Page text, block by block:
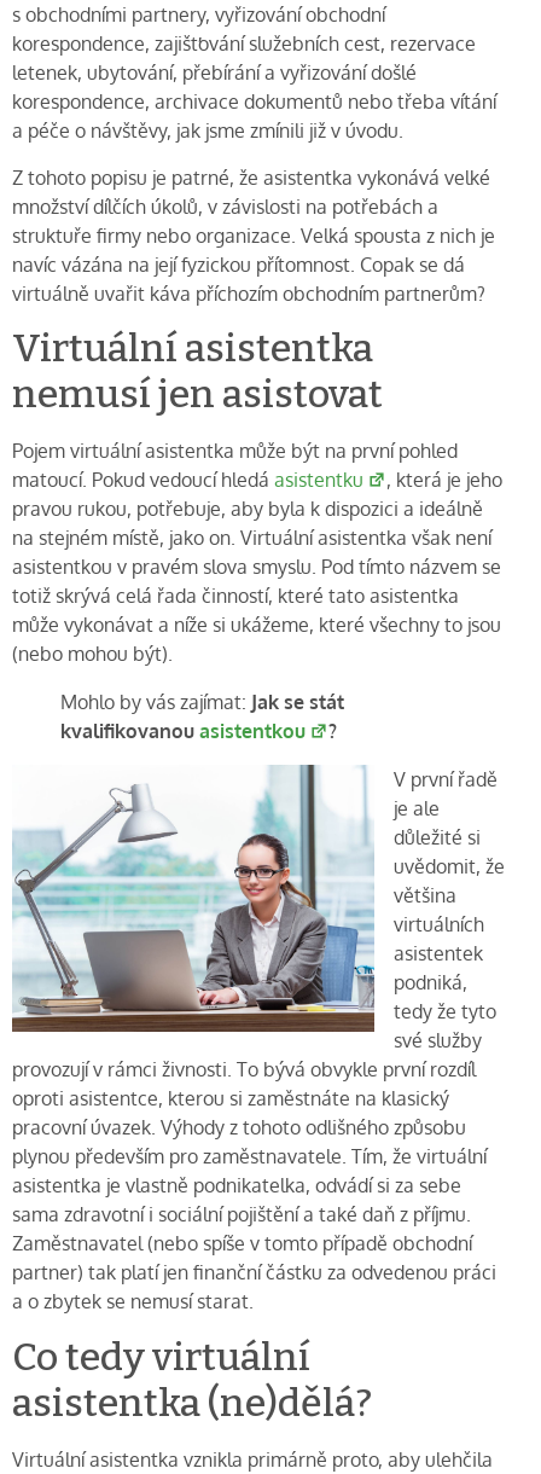
s obchodními partnery, vyřizování obchodní
korespondence, zajišťování služebních cest, rezervace
letenek, ubytování, přebírání a vyřizování došlé
korespondence, archivace dokumentů nebo třeba vítání
a péče o návštěvy, jak jsme zmínili již v úvodu.
Z tohoto popisu je patrné, že asistentka vykonává velké
množství dílčích úkolů, v závislosti na potřebách a
struktuře firmy nebo organizace. Velká spousta z nich je
navíc vázána na její fyzickou přítomnost. Copak se dá
virtuálně uvařit káva příchozím obchodním partnerům?
Virtuální asistentka
nemusí jen asistovat
Pojem virtuální asistentka může být na první pohled
matoucí. Pokud vedoucí hledá asistentku
, která je jeho
pravou rukou, potřebuje, aby byla k dispozici a ideálně
na stejném místě, jako on. Virtuální asistentka však není
asistentkou v pravém slova smyslu. Pod tímto názvem se
totiž skrývá celá řada činností, které tato asistentka
může vykonávat a níže si ukážeme, které všechny to jsou
(nebo mohou být).
Mohlo by vás zajímat: Jak se stát
kvalifikovanou asistentkou
?
V první řadě
je ale
důležité si
uvědomit, že
většina
virtuálních
asistentek
podniká,
tedy že tyto
své služby
provozují v rámci živnosti. To bývá obvykle první rozdíl
oproti asistentce, kterou si zaměstnáte na klasický
pracovní úvazek. Výhody z tohoto odlišného způsobu
plynou především pro zaměstnavatele. Tím, že virtuální
asistentka je vlastně podnikatelka, odvádí si za sebe
sama zdravotní i sociální pojištění a také daň z příjmu.
Zaměstnavatel (nebo spíše v tomto případě obchodní
partner) tak platí jen finanční částku za odvedenou práci
a o zbytek se nemusí starat.
Co tedy virtuální
asistentka (ne)dělá?
Virtuální asistentka vznikla primárně proto, aby ulehčila